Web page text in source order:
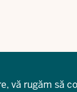
vă rugăm să